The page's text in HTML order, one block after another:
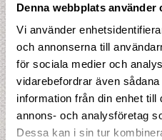
Denna webbplats använder
Vi använder
och annonserna till
för sociala medier och
vidarebefordrar även
information från din enhet till
annons- och analysföretag
Dessa kan i sin tur
Denna resa saknar för tillfället
bokningen ändå, så
Detta ingår i priset
10 hotellnätter ★★★
10 frukostar, 1 lunch
Flyg från Skandinavien i